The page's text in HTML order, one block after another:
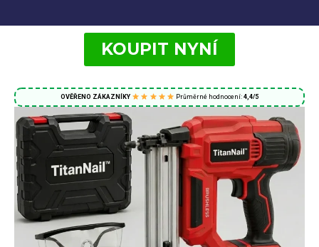
KOUPIT NYNÍ
OVĚŘENO ZÁKAZNÍKY Průměrné hodnocení: 4,4/5